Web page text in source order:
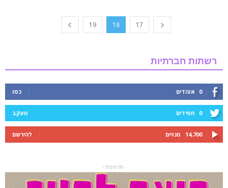
17
18
19
רשתות חברתיות
0 אוהדים כמו
0 חסידים מעקב
14,700 מנויים להירשם
- פרסומת -